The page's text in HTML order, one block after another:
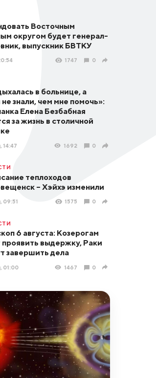
Восточным
округом будет генерал-
выпускник БВТКУ
1747 0
в больнице, а
не знали, чем мне помочь»:
Елена Безбабная
за жизнь в столичной
14:47 1692 0
теплоходов
– Хэйхэ изменили
09:51 1575 0
6 августа: Козерогам
проявить выдержку, Раки
завершить дела
01:00 1467 0